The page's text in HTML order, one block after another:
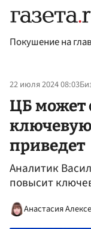
Покушение на
22 июля 2024 08:03
ЦБ может
ключевую
приведет
Аналитик
повысит
Анастасия